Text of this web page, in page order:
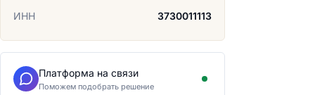
ИНН
3730011113
Платформа на связи
Поможем подобрать решение